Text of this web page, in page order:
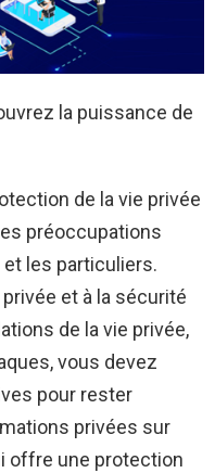
la puissance de
de la vie privée
préoccupations
les particuliers.
et à la sécurité
de la vie privée,
vous devez
pour rester
privées sur
offre une protection